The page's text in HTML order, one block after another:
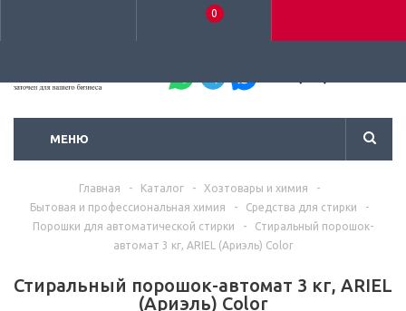
0
МЕНЮ
Главная - Каталог - Хозтовары и химия
-
Бытовая и профессиональная химия
- Средства для стирки
-
Порошки для автоматической стирки
-
Стиральный порошок-
автомат 3 кг, ARIEL (Ариэль) Color
Стиральный порошок-автомат 3 кг, ARIEL
(Ариэль) Color